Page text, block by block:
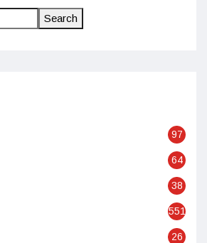
Search
97
64
38
551
26